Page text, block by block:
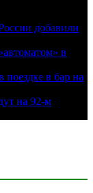
добавили
в
поездке в бар на
на 92-м